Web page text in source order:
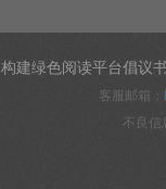
构建绿色阅读平台倡议书
客服邮箱：
不良信